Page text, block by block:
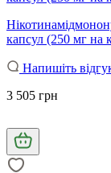
капсул (250 мг на
Напишіть
3 505 грн